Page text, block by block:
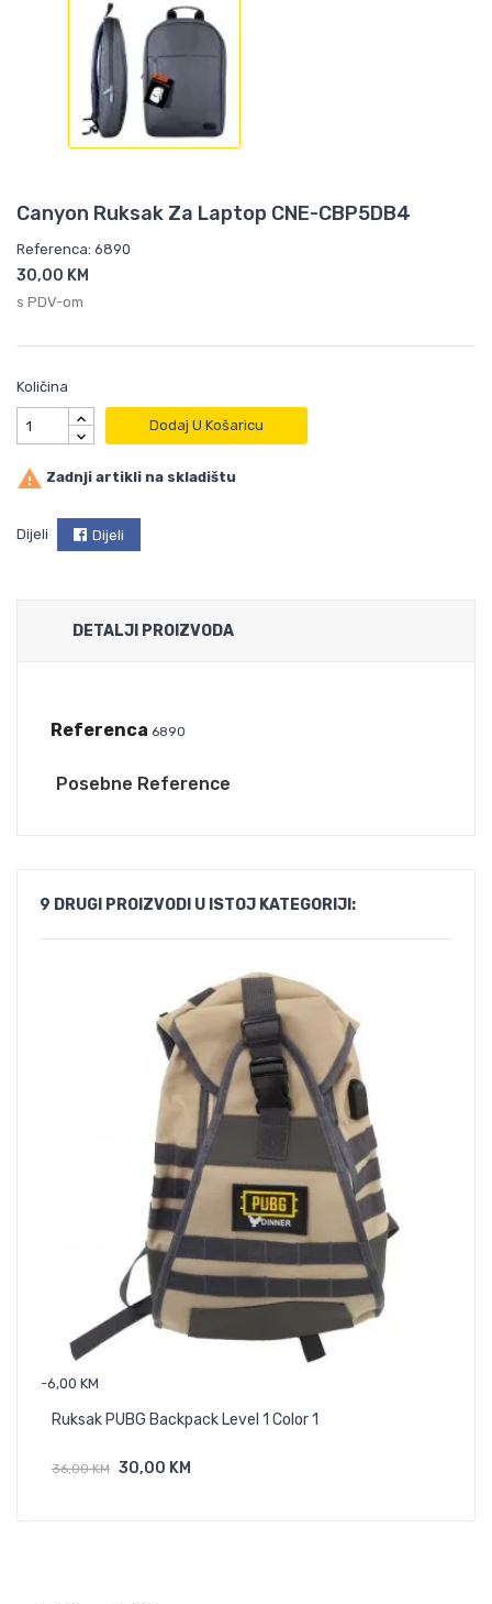
Canyon Ruksak Za Laptop CNE-CBP5DB4
Referenca: 6890
30,00 KM
s PDV-om
Količina
Dodaj U Košaricu
 Zadnji artikli na skladištu
Dijeli Dijeli
DETALJI PROIZVODA
Referenca 6890
Posebne Reference
9 DRUGI PROIZVODI U ISTOJ KATEGORIJI:
-6,00 KM
Ruksak PUBG Backpack Level 1 Color 1
36,00 KM 30,00 KM
Dodaj U Košaricu